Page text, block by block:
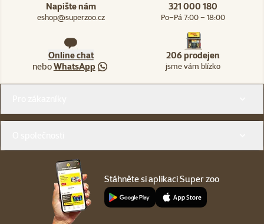
Napište nám
eshop@superzoo.cz
321 000 180
Po–Pá 7:00 – 18:00
Online chat
neboWhatsApp
206 prodejen
jsme vám blízko
Stáhněte si aplikaci Super zoo